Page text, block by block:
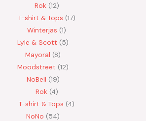
Rok 12
T-shirt & Tops 17
Winterjas 1
Lyle & Scott
5
Mayoral 8
Moodstreet 12
NoBell 19
Rok 4
T-shirt & Tops 4
NoNo
54